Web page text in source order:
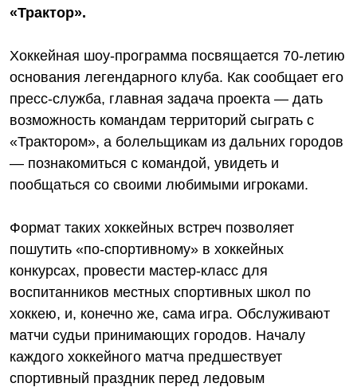
«Трактор».
Хоккейная шоу-программа посвящается 70‑летию
основания легендарного клуба. Как сообщает его
пресс-служба, главная задача проекта — дать
возможность командам территорий сыграть с
«Трактором», а болельщикам из дальних городов
— познакомиться с командой, увидеть и
пообщаться со своими любимыми игроками.
Формат таких хоккейных встреч позволяет
пошутить «по‑спортивному» в хоккейных
конкурсах, провести мастер-класс для
воспитанников местных спортивных школ по
хоккею, и, конечно же, сама игра. Обслуживают
матчи судьи принимающих городов. Началу
каждого хоккейного матча предшествует
спортивный праздник перед ледовым